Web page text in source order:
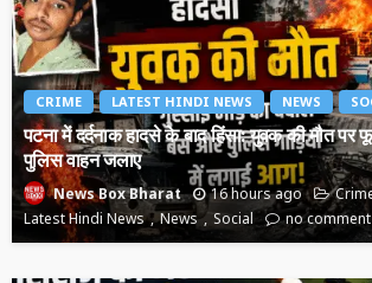
CRIME LATEST HINDI NEWS NEWS
पटना में दर्दनाक हादसे के बाद हिंसा: युवक की मौत पर
पुलिस वाहन जलाए
News Box Bharat 16 hours ago
Latest Hindi News
News Social no comment